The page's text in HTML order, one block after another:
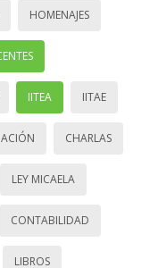
HOMENAJES
IITEA IITAE
CHARLAS
LEY MICAELA
CONTABILIDAD
LIBROS